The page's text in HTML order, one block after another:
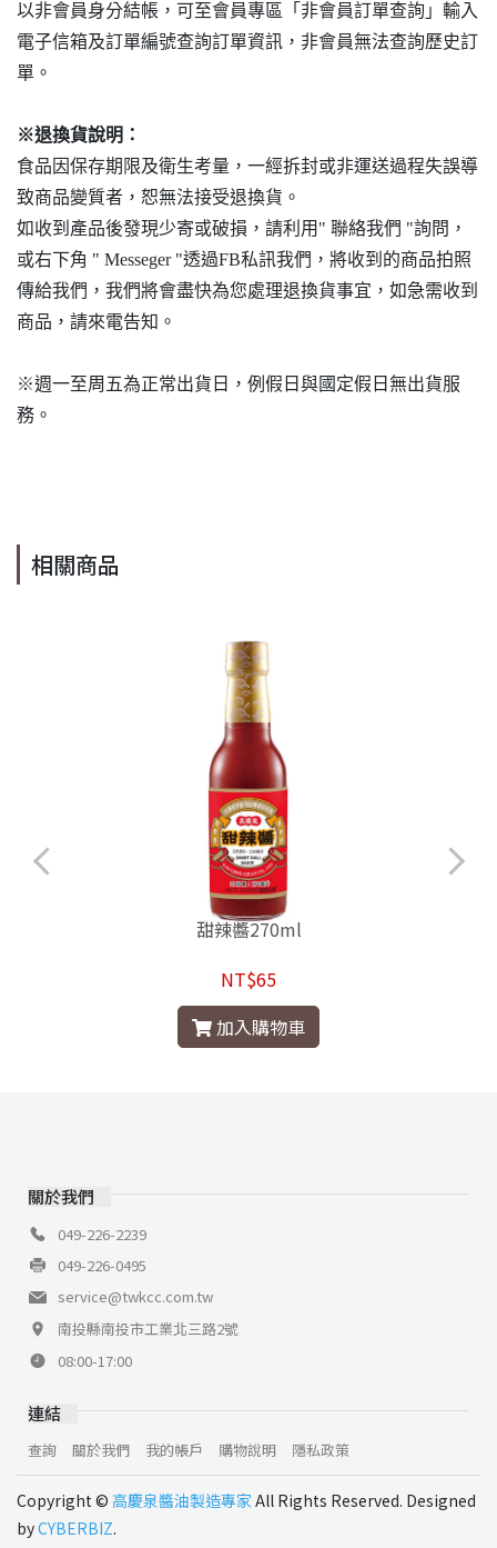
以非會員身分結帳，可至會員專區「非會員訂單查詢」輸入
電子信箱及訂單編號查詢訂單資訊，非會員無法查詢歷史訂
單。
※退換貨說明：
食品因保存期限及衛生考量，一經拆封或非運送過程失誤導
致商品變質者，恕無法接受退換貨。
如收到產品後發現少寄或破損，請利用" 聯絡我們 "詢問，
或右下角 " Messeger "透過FB私訊我們，將收到的商品拍照
傳給我們，我們將會盡快為您處理退換貨事宜，如急需收到
商品，請來電告知。
※週一至周五為正常出貨日，例假日與國定假日無出貨服
務。
相關商品
甜辣醬270ml
NT$65
加入購物車
關於我們
049-226-2239
049-226-0495
service@twkcc.com.tw
南投縣南投市工業北三路2號
08:00-17:00
連結
查詢 關於我們 我的帳戶 購物說明 隱私政策
Copyright © 高慶泉醬油製造專家All Rights Reserved. Designed
byCYBERBIZ.